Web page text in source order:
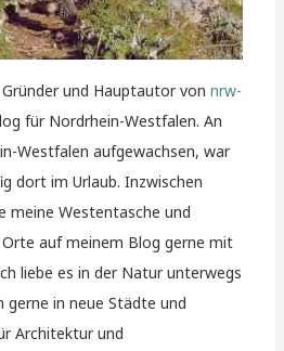
Gründer und Hauptautor vonnrw-
für Nordrhein-Westfalen. An
Westfalen aufgewachsen, war
dort im Urlaub. Inzwischen
meine Westentasche und
auf meinem Blog gerne mit
liebe es in der Natur unterwegs
gerne in neue Städte und
Architektur und